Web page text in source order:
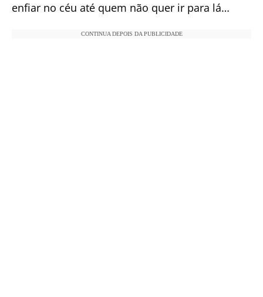
enfiar no céu até quem não quer ir para lá…
CONTINUA DEPOIS DA PUBLICIDADE